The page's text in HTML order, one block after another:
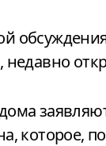
недавно
которое,